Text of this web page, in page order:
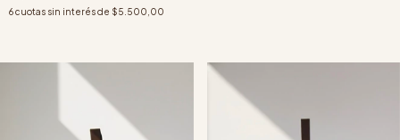
6cuotas sin interés de $5.500,00